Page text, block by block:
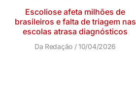
Escoliose afeta milhões de
brasileiros e falta de triagem nas
escolas atrasa diagnósticos
Da Redação 10/04/2026